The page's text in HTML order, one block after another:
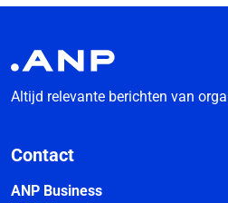
Altijd relevante berichten van
Contact
ANP Business